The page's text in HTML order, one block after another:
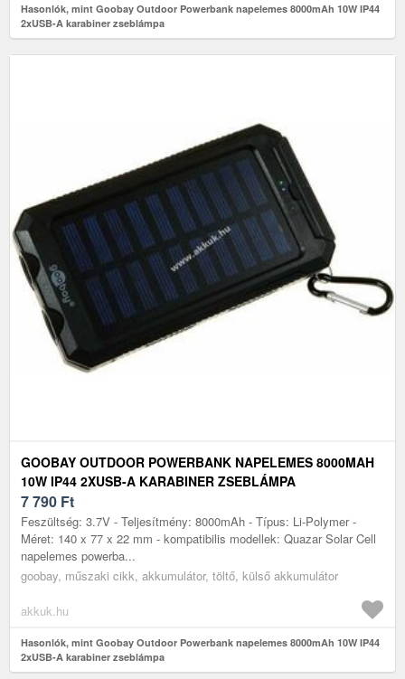
Hasonlók, mint Goobay Outdoor Powerbank napelemes 8000mAh 10W IP44
2xUSB-A karabiner zseblámpa
GOOBAY OUTDOOR POWERBANK NAPELEMES 8000MAH
10W IP44 2XUSB-A KARABINER ZSEBLÁMPA
7 790 Ft
Feszültség: 3.7V - Teljesítmény: 8000mAh - Típus: Li-Polymer -
Méret: 140 x 77 x 22 mm - kompatibilis modellek: Quazar Solar Cell
napelemes powerba...
goobay, műszaki cikk, akkumulátor, töltő, külső akkumulátor
akkuk.hu
Hasonlók, mint Goobay Outdoor Powerbank napelemes 8000mAh 10W IP44
2xUSB-A karabiner zseblámpa